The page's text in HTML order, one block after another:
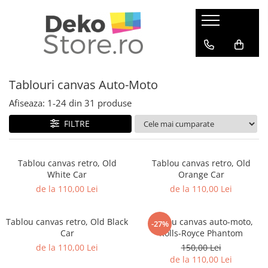
Tricouri
Mesaje de dragoste
Mesaje haioase
Mesaje sarcastice
Mesaje motivationale
Mesaje petrecere
Mesaje fashion
Mesaje animale
Zodia Berbec
Zodia Balanta
Ceasuri de perete
Ceasuri Bucatarie
Tablouri
Tablouri canvas Bucatarie
Tablouri canvas Copii
Tablouri canvas Abstracte
Tablouri canvas Natura
Tablouri canvas Auto-Moto
Tablouri canvas Vintage
Tablouri canvas Feng Shui
Tablouri cu rama
Seturi de 2 tablouri
Idei Cadouri
Cani aniversare
Cani cafea
Cani orase
Cani motivationale
Tablouri canvas Auto-Moto
Afiseaza: 1-24 din 31 produse
FILTRE
Tablou canvas retro, Old
White Car
de la 110,00 Lei
Tablou canvas retro, Old
Orange Car
de la 110,00 Lei
Tablou canvas retro, Old Black
Car
de la 110,00 Lei
-27%
Tablou canvas auto-moto,
Rolls-Royce Phantom
150,00 Lei
de la 110,00 Lei